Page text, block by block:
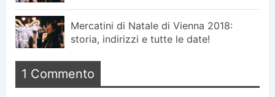
Mercatini di Natale di Vienna 2018:
storia, indirizzi e tutte le date!
1 Commento